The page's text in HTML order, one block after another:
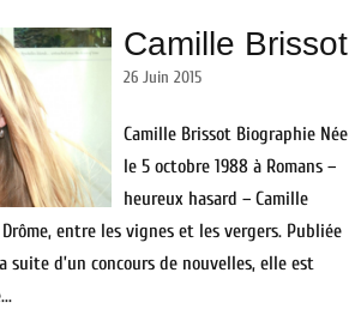
Camille Brissot
26 Juin 2015
Camille Brissot Biographie Née
le 5 octobre 1988 à Romans –
heureux hasard – Camille
entre les vignes et les vergers. Publiée
suite d’un concours de nouvelles, elle est